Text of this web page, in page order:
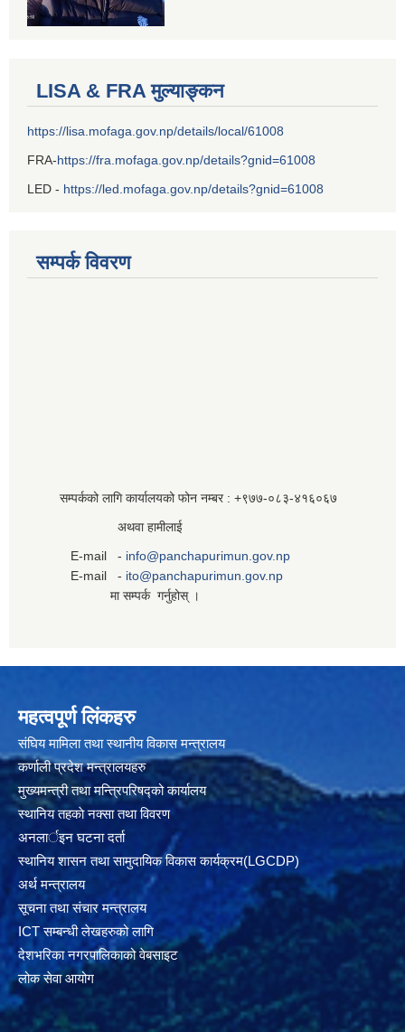
LISA & FRA मुल्याङ्कन
https://lisa.mofaga.gov.np/details/local/61008
FRA-https://fra.mofaga.gov.np/details?gnid=61008
LED - https://led.mofaga.gov.np/details?gnid=61008
सम्पर्क विवरण
सम्पर्कको लागि कार्यालयको फोन नम्बर : +९७७-०८३‍-४१६०६७
अथवा हामीलाई
E-mail - info@panchapurimun.gov.np
E-mail - ito@panchapurimun.gov.np
मा सम्पर्क गर्नुहोस् ।
महत्वपूर्ण लिंकहरु
संघिय मामिला तथा स्थानीय विकास मन्त्रालय
कर्णाली प्रदेश मन्त्रालयहरु
मुख्यमन्त्री तथा मन्त्रिपरिषद्को कार्यालय
स्थानिय तहकाे नक्सा तथा विवरण
अनलार्इन घटना दर्ता
स्थानिय शासन तथा सामुदायिक विकास कार्यक्रम(LGCDP)
अर्थ मन्त्रालय
सूचना तथा संचार मन्त्रालय
ICT सम्बन्धी लेखहरुको लागि
देशभरिका नगरपालिकाको वेबसाइट
लोक सेवा आयोग